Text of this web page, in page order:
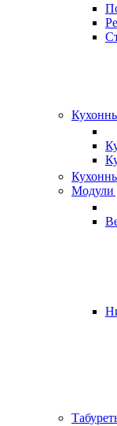
Модули